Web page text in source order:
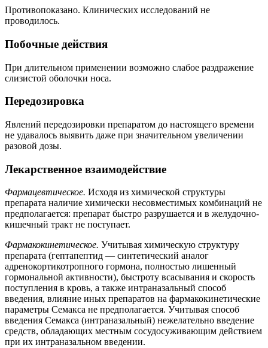
Противопоказано. Клинических исследований не
проводилось.
Побочные действия
При длительном применении возможно слабое раздражение
слизистой оболочки носа.
Передозировка
Явлений передозировки препаратом до настоящего времени
не удавалось выявить даже при значительном увеличении
разовой дозы.
Лекарственное взаимодействие
Фармацевтическое. Исходя из химической структуры
препарата наличие химически несовместимых комбинаций не
предполагается: препарат быстро разрушается и в желудочно-
кишечный тракт не поступает.
Фармакокинетическое. Учитывая химическую структуру
препарата (гептапептид — синтетический аналог
адренокортикотропного гормона, полностью лишенный
гормональной активности), быстроту всасывания и скорость
поступления в кровь, а также интраназальный способ
введения, влияние иных препаратов на фармакокинетические
параметры Семакса не предполагается. Учитывая способ
введения Семакса (интраназальный) нежелательно введение
средств, обладающих местным сосудосуживающим действием
при их интраназальном введении.